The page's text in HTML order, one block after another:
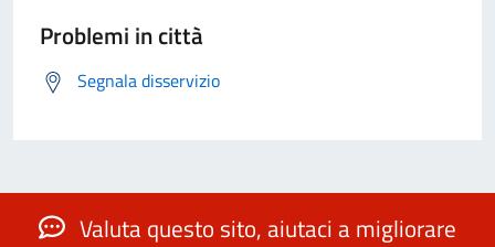
Problemi in città
Segnala disservizio
Valuta questo sito, aiutaci a migliorare